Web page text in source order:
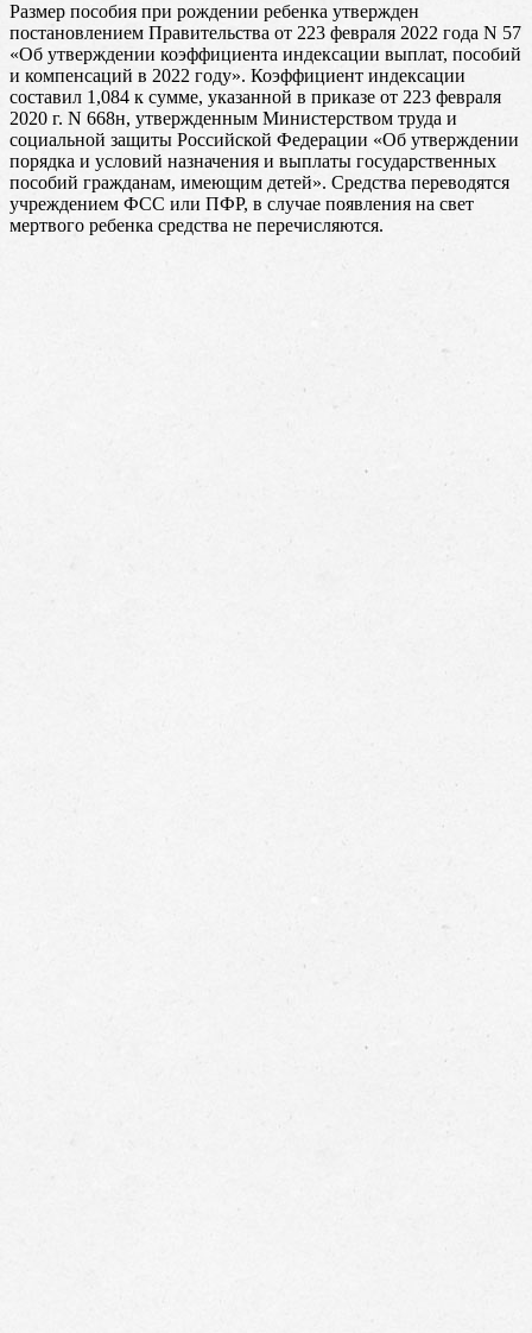
Размер пособия при рождении ребенка утвержден
постановлением Правительства от 223 февраля 2022 года N 57
«Об утверждении коэффициента индексации выплат, пособий
и компенсаций в 2022 году». Коэффициент индексации
составил 1,084 к сумме, указанной в приказе от 223 февраля
2020 г. N 668н, утвержденным Министерством труда и
социальной защиты Российской Федерации «Об утверждении
порядка и условий назначения и выплаты государственных
пособий гражданам, имеющим детей». Средства переводятся
учреждением ФСС или ПФР, в случае появления на свет
мертвого ребенка средства не перечисляются.